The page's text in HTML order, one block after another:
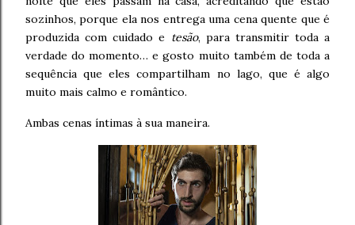
sozinhos, porque ela nos entrega uma cena quente que é
produzida com cuidado e tesão, para transmitir toda a
verdade do momento… e gosto muito também de toda a
sequência que eles compartilham no lago, que é algo
muito mais calmo e romântico.
Ambas cenas íntimas à sua maneira.